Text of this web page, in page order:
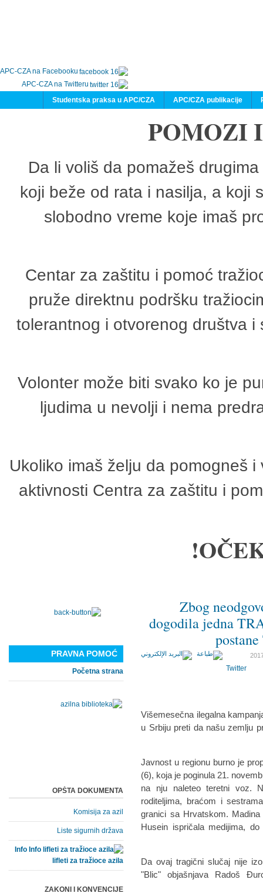
APC-CZA na Facebooku
APC-CZA na Twitteru
APC/CZA publikacije
Studentska praksa u APC/CZA
POMOZI
Da li voliš da pomažeš
koji beže od rata i nasilja, a koji
slobodno vreme koje imaš
Centar za zaštitu i pomoć
pruže direktnu podršku
tolerantnog i otvorenog društva
Volonter može biti svako ko je
ljudima u nevolji i nema
Ukoliko imaš želju da pomogneš
aktivnosti Centra za zaštitu i
Zbog
dogodila jedna
Twitter
Višemesečna ilegalna
u Srbiju preti da našu zemlju
Javnost u regionu burno je
(6), koja je poginula 21.
na nju naleteo teretni voz.
roditeljima, braćom i
granici sa Hrvatskom.
Husein ispričala medijima,
Da ovaj tragični slučaj nije
"Blic" objašnjava Radoš
PRAVNA POMOĆ
Početna strana
OPŠTA DOKUMENTA
Komisija za azil
Liste sigurnih država
Info
lifleti za tražioce azila
ZAKONI I KONVENCIJE